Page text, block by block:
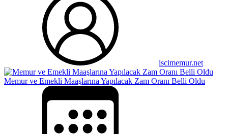
iscimemur.net
Memur ve Emekli Maaşlarına Yapılacak Zam Oranı Belli Oldu